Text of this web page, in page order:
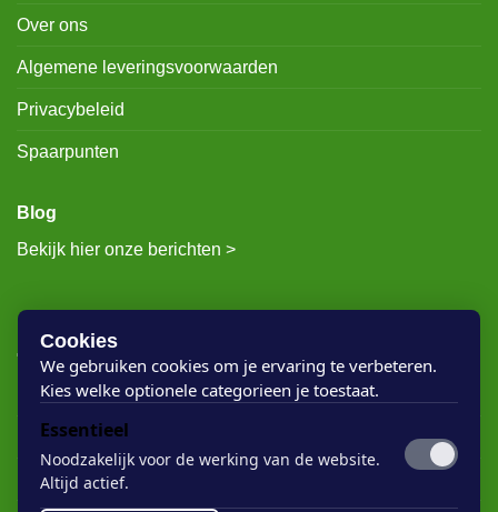
Over ons
Algemene leveringsvoorwaarden
Privacybeleid
Spaarpunten
Blog
Bekijk hier onze berichten >
Rigostep Skylt
Rubio Monocoat Oil Plus 2c
Houten vloer lak
Cookies
We gebruiken cookies om je ervaring te verbeteren.
Kies welke optionele categorieen je toestaat.
Essentieel
Noodzakelijk voor de werking van de website.
Altijd actief.